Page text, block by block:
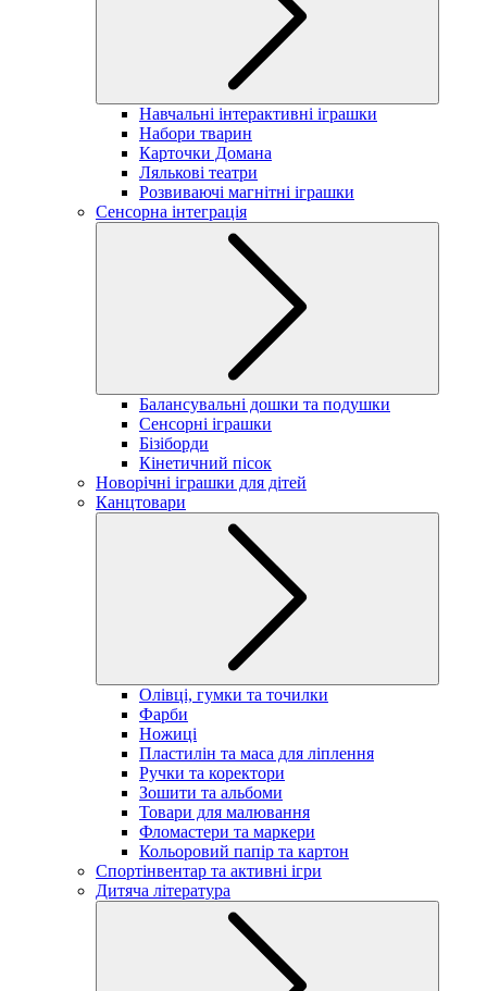
Навчальні інтерактивні іграшки
Набори тварин
Карточки Домана
Лялькові театри
Розвиваючі магнітні іграшки
Сенсорна інтеграція
Балансувальні дошки та подушки
Сенсорні іграшки
Бізіборди
Кінетичний пісок
Новорічні іграшки для дітей
Канцтовари
Олівці, гумки та точилки
Фарби
Ножиці
Пластилін та маса для ліплення
Ручки та коректори
Зошити та альбоми
Товари для малювання
Фломастери та маркери
Кольоровий папір та картон
Спортінвентар та активні ігри
Дитяча література